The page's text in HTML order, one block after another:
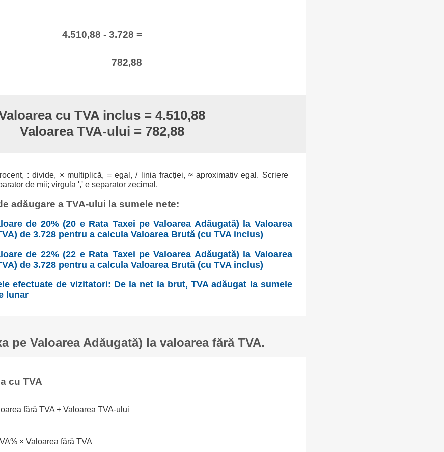
4.510,88 - 3.728 =
782,88
cu TVA inclus = 4.510,88
Valoarea TVA-ului = 782,88
: divide, × multiplică, = egal, / linia fracției, ≈ aproximativ egal. Scriere
de mii; virgula ',' e separator zecimal.
adăugare a TVA-ului la sumele nete:
de 20% (20 e Rata Taxei pe Valoarea Adăugată) la Valoarea
de 3.728 pentru a calcula Valoarea Brută (cu TVA inclus)
de 22% (22 e Rata Taxei pe Valoarea Adăugată) la Valoarea
de 3.728 pentru a calcula Valoarea Brută (cu TVA inclus)
efectuate de vizitatori: De la net la brut, TVA adăugat la sumele
lunar
pe Valoarea Adăugată) la valoarea fără TVA.
cu TVA
fără TVA + Valoarea TVA-ului
× Valoarea fără TVA